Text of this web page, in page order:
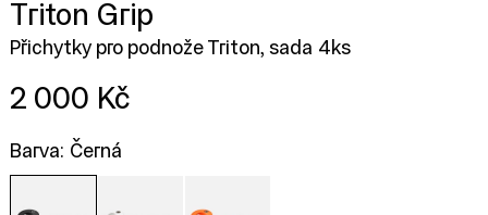
Triton Grip
Přichytky pro podnože Triton, sada 4ks
Cena
2 000 Kč
Barva: Černá